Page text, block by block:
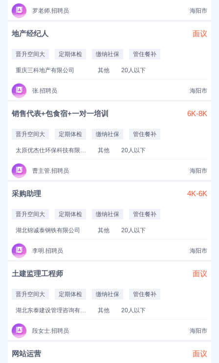
罗老师.招聘员 海阳市
地产经纪人 面议
晋升空间大 定期体检 缴纳社保 管住餐补
重庆三科地产有限公司 其他 20人以下
张.招聘员 海阳市
销售代表+包食宿+一对一培训 6K-8K
晋升空间大 定期体检 缴纳社保 管住餐补
太原优杰仕环保科技有限公司 其他 20人以下
曹主管.招聘员 海阳市
采购助理 4K-6K
晋升空间大 定期体检 缴纳社保 管住餐补
湖北锦诚泰钢铁有限公司 其他 20人以下
李明.招聘员 海阳市
土建监理工程师 面议
晋升空间大 定期体检 缴纳社保 管住餐补
湖北东泰建设管理咨询有限公司 其他 20人以下
段女士.招聘员 海阳市
网站运营 面议